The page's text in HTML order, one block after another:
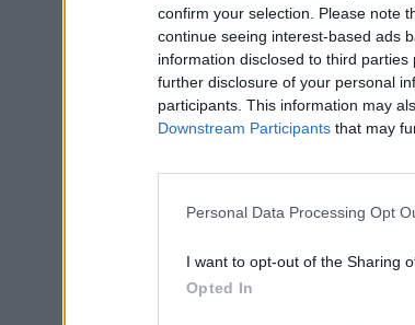
confirm your selection. Please note
continue seeing interest-based ads
information disclosed to third
further disclosure of your personal
participants. This information may
Downstream Participants that may
Personal Data Processing Opt
I want to opt-out of the Sharing
Opted In